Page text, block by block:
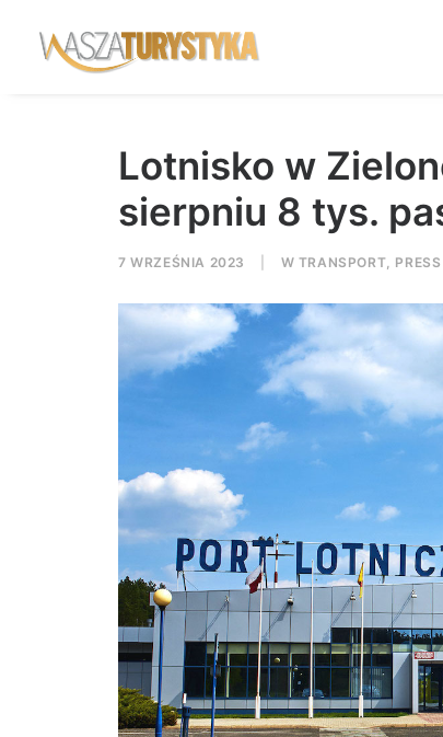
Lotnisko w
sierpniu 8 tys.
7 WRZEŚNIA 2023 W TRANSPORT,